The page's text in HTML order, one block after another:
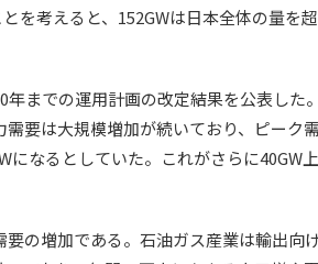
を考えると、152GWは日本全体の量
までの運用計画の改定結果を公表し
要は大規模増加が続いており、ピーク
になるとしていた。これがさらに40GW
の増加である。石油ガス産業は輸出